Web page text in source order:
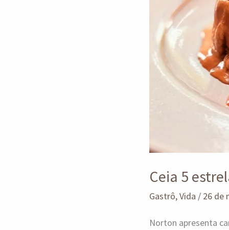
Ceia 5
Gastrô,Vida / 26 de
Norton apresenta